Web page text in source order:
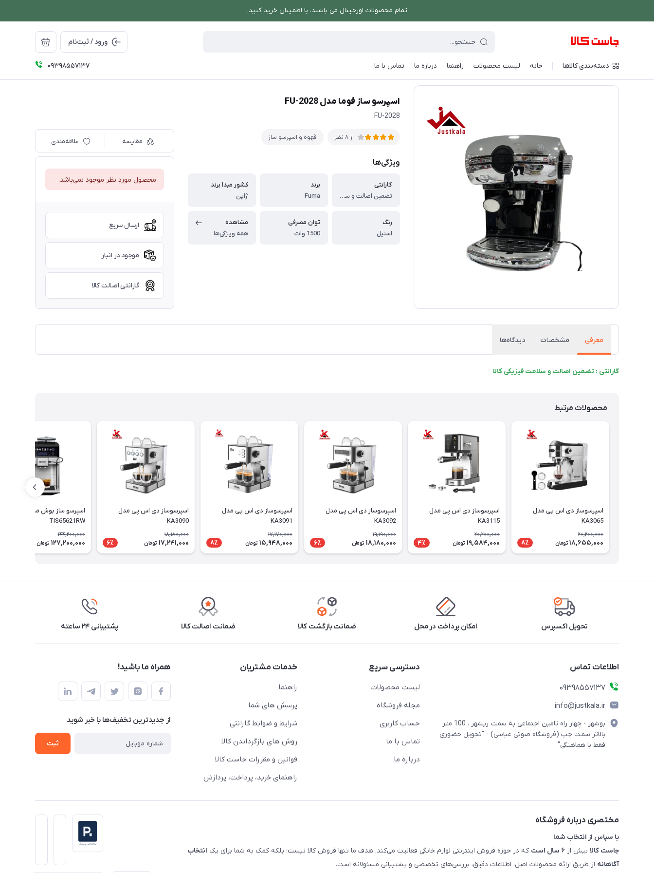
تمام محصولات اورجینال می باشند، با اطمینان خرید کنید.
ورود / ثبت‌نام
دسته‌بندی کالاها خانه لیست محصولات راهنما درباره ما تماس با ما 09398557137
فروشگاه اینترنتی جاست کالا نوشیدنی ساز قهوه و اسپرسو ساز اسپرسو ساز فوما مدل FU-2028
اسپرسو ساز فوما مدل FU-2028
FU-2028
از 8 نظر قهوه و اسپرسو ساز
ویژگی‌ها
گارانتی
تضمین اصالت و سلامت فیزیکی کالا
برند
Fuma
کشور مبدا برند
ژاپن
رنگ
استیل
توان مصرفی
1500 وات
مشاهده
همه ویژگی‌ها
مقایسه علاقه‌مندی
محصول مورد نظر موجود نمی‌باشد.
ارسال سریع
موجود در انبار
گارانتی اصالت کالا
معرفی مشخصات دیدگاه‌ها
گارانتی : تضمین اصالت و سلامت فیزیکی کالا
محصولات مرتبط
اسپرسوساز دی اس پی مدل
KA3065
20,200,000
18,655,000 تومان 8٪
اسپرسوساز دی اس پی مدل
KA3115
20,200,000
19,584,000 تومان 4٪
اسپرسوساز دی اس پی مدل
KA3092
19,190,000
18,180,000 تومان 6٪
اسپرسوساز دی اس پی مدل
KA3091
17,170,000
15,948,000 تومان 8٪
اسپرسوساز دی اس پی مدل
KA3090
18,180,000
17,241,000 تومان 6٪
اسپرسو ساز بوش مدل
TIS65621RW
144,200,000
127,200,000 تومان
تحویل اکسپرس امکان پرداخت در محل ضمانت بازگشت کالا ضمانت اصالت کالا پشتیبانی ۲۴ ساعته
اطلاعات تماس
09398557137
info@justkala.ir
بوشهر - چهار راه تامین اجتماعی به سمت ریشهر ، 100 متر
بالاتر سمت چپ (فروشگاه صوتی عباسی) - "تحویل حضوری
فقط با هماهنگی"
دسترسی سریع
لیست محصولات
مجله فروشگاه
حساب کاربری
تماس با ما
درباره ما
خدمات مشتریان
راهنما
پرسش های شما
شرایط و ضوابط گارانتی
روش های بازگرداندن کالا
قوانین و مقررات جاست کالا
راهنمای خرید، پرداخت، پردازش
همراه ما باشید!
از جدید‌ترین تخفیف‌ها با‌ خبر شوید
ثبت
مختصری درباره فروشگاه
با سپاس از انتخاب شما
جاست کالا بیش از ۶ سال است که در حوزه فروش اینترنتی لوازم خانگی فعالیت می‌کند. هدف ما تنها فروش کالا نیست؛ بلکه کمک به شما برای یک انتخاب
آگاهانه از طریق ارائه محصولات اصل، اطلاعات دقیق، بررسی‌های تخصصی و پشتیبانی مسئولانه است.